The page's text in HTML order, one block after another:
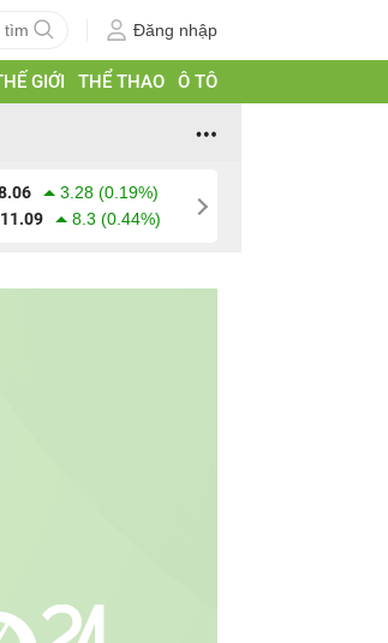
Đăng nhập
GIỚI THỂ THAO Ô TÔ
3.28 (0.19%)
8.3 (0.44%)